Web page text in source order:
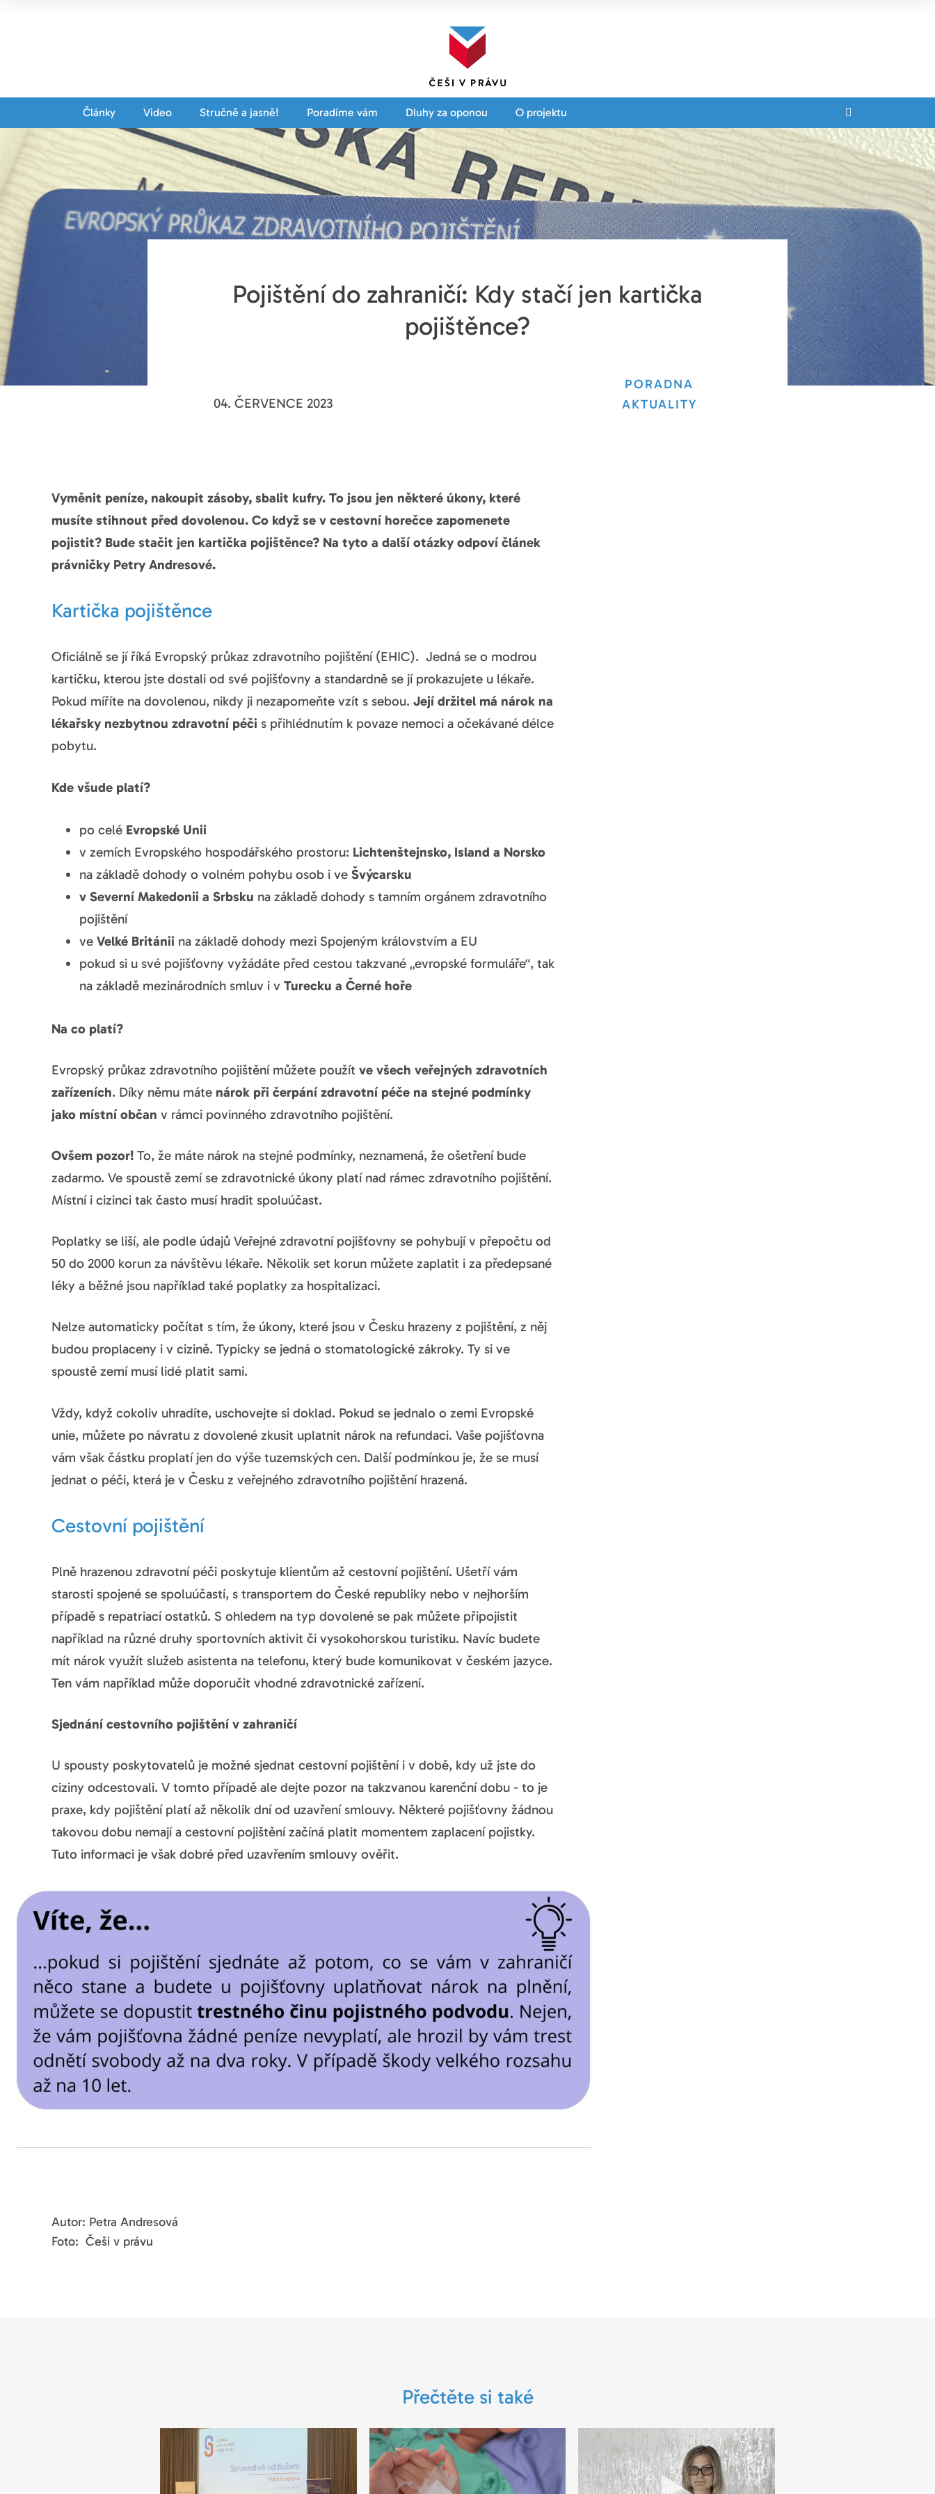
Články Video Stručně a jasně! Poradíme vám Dluhy za oponou O projektu
Pojištění do zahraničí: Kdy stačí jen kartička
pojištěnce?
04. ČERVENCE 2023
PORADNA
AKTUALITY
Vyměnit peníze, nakoupit zásoby, sbalit kufry. To jsou jen některé úkony, které
musíte stihnout před dovolenou. Co když se v cestovní horečce zapomenete
pojistit? Bude stačit jen kartička pojištěnce? Na tyto a další otázky odpoví článek
právničky Petry Andresové.
Kartička pojištěnce
Oficiálně se jí říká Evropský průkaz zdravotního pojištění (EHIC). Jedná se o modrou
kartičku, kterou jste dostali od své pojišťovny a standardně se jí prokazujete u lékaře.
Pokud míříte na dovolenou, nikdy ji nezapomeňte vzít s sebou. Její držitel má nárok na
lékařsky nezbytnou zdravotní péči s přihlédnutím k povaze nemoci a očekávané délce
pobytu.
Kde všude platí?
po celé Evropské Unii
v zemích Evropského hospodářského prostoru: Lichtenštejnsko, Island a Norsko
na základě dohody o volném pohybu osob i ve Švýcarsku
v Severní Makedonii a Srbsku na základě dohody s tamním orgánem zdravotního
pojištění
ve Velké Británii na základě dohody mezi Spojeným královstvím a EU
pokud si u své pojišťovny vyžádáte před cestou takzvané „evropské formuláře“, tak
na základě mezinárodních smluv i v Turecku a Černé hoře
Na co platí?
Evropský průkaz zdravotního pojištění můžete použít ve všech veřejných zdravotních
zařízeních. Díky němu máte nárok při čerpání zdravotní péče na stejné podmínky
jako místní občan v rámci povinného zdravotního pojištění.
Ovšem pozor!To, že máte nárok na stejné podmínky, neznamená, že ošetření bude
zadarmo. Ve spoustě zemí se zdravotnické úkony platí nad rámec zdravotního pojištění.
Místní i cizinci tak často musí hradit spoluúčast.
Poplatky se liší, ale podle údajů Veřejné zdravotní pojišťovny se pohybují v přepočtu od
50 do 2000 korun za návštěvu lékaře. Několik set korun můžete zaplatit i za předepsané
léky a běžné jsou například také poplatky za hospitalizaci.
Nelze automaticky počítat s tím, že úkony, které jsou v Česku hrazeny z pojištění, z něj
budou proplaceny i v cizině. Typicky se jedná o stomatologické zákroky. Ty si ve
spoustě zemí musí lidé platit sami.
Vždy, když cokoliv uhradíte, uschovejte si doklad. Pokud se jednalo o zemi Evropské
unie, můžete po návratu z dovolené zkusit uplatnit nárok na refundaci. Vaše pojišťovna
vám však částku proplatí jen do výše tuzemských cen. Další podmínkou je, že se musí
jednat o péči, která je v Česku z veřejného zdravotního pojištění hrazená.
Cestovní pojištění
Plně hrazenou zdravotní péči poskytuje klientům až cestovní pojištění. Ušetří vám
starosti spojené se spoluúčastí, s transportem do České republiky nebo v nejhorším
případě s repatriací ostatků. S ohledem na typ dovolené se pak můžete připojistit
například na různé druhy sportovních aktivit či vysokohorskou turistiku. Navíc budete
mít nárok využít služeb asistenta na telefonu, který bude komunikovat v českém jazyce.
Ten vám například může doporučit vhodné zdravotnické zařízení.
Sjednání cestovního pojištění v zahraničí
U spousty poskytovatelů je možné sjednat cestovní pojištění i v době, kdy už jste do
ciziny odcestovali. V tomto případě ale dejte pozor na takzvanou karenční dobu - to je
praxe, kdy pojištění platí až několik dní od uzavření smlouvy. Některé pojišťovny žádnou
takovou dobu nemají a cestovní pojištění začíná platit momentem zaplacení pojistky.
Tuto informaci je však dobré před uzavřením smlouvy ověřit.
Autor: Petra Andresová
Foto: Češi v právu
Přečtěte si také